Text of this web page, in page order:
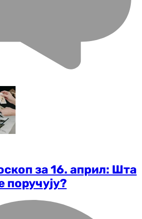
за 16. април: Шта
поручују?